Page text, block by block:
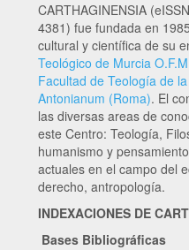
CARTHAGINENSIA
4381) fue fundada en
cultural y científica de su
Teológico de Murcia
Facultad de Teología de
Antonianum (Roma). El
las diversas areas de
este Centro: Teología,
humanismo y
actuales en el campo del
derecho, antropología.
INDEXACIONES DE
Bases Bibliográficas